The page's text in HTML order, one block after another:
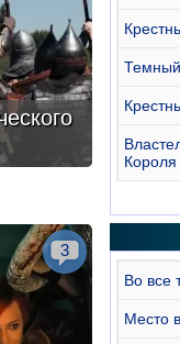
3
Короля
Во все
Место